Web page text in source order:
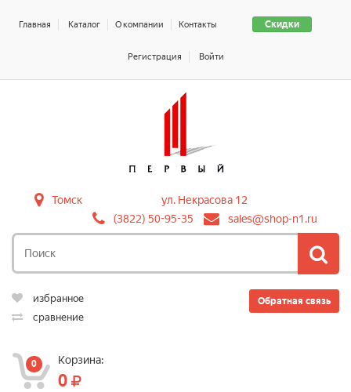
Скидки
Главная Каталог О компании Контакты
Регистрация Войти
Томск
ул. Некрасова 12
(3822) 50-95-35
sales@shop-n1.ru
Обратная связь
избранное
сравнение
0 Корзина:
0